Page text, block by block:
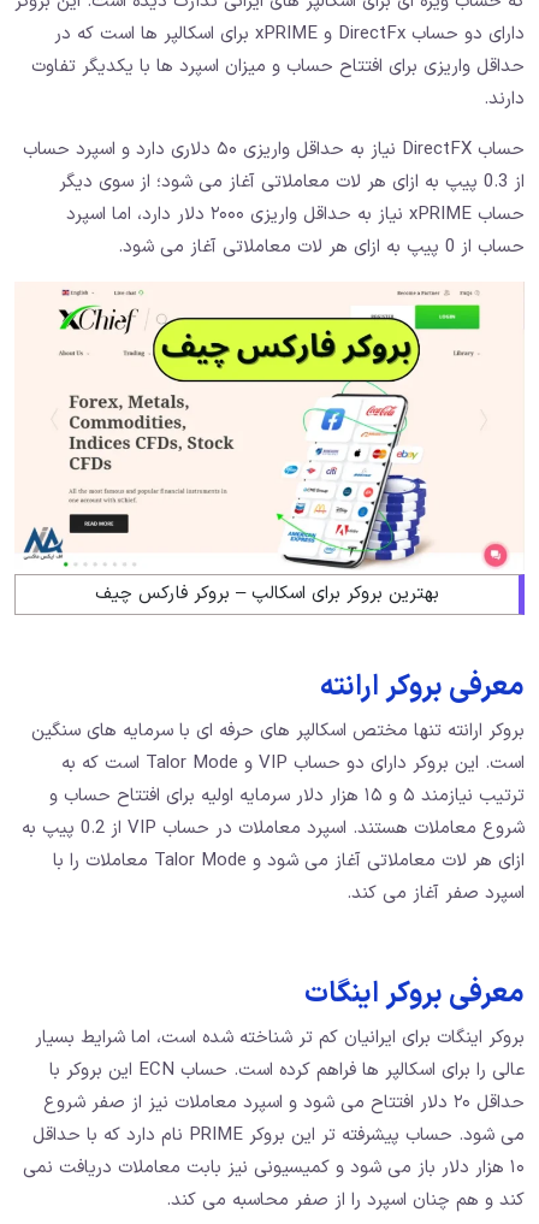
دارای دو حساب DirectFx و xPRIME برای اسکالپر ها است که در
حداقل واریزی برای افتتاح حساب و میزان اسپرد ها با یکدیگر تفاوت
دارند.
حساب DirectFX نیاز به حداقل واریزی ۵۰ دلاری دارد و اسپرد حساب
از 0.3 پیپ به ازای هر لات معاملاتی آغاز می شود؛ از سوی دیگر
حساب xPRIME نیاز به حداقل واریزی ۲۰۰۰ دلار دارد، اما اسپرد
حساب از 0 پیپ به ازای هر لات معاملاتی آغاز می شود.
بهترین بروکر برای اسکالپ – بروکر فارکس چیف
معرفی بروکر ارانته
بروکر ارانته تنها مختص اسکالپر های حرفه ای با سرمایه های سنگین
است. این بروکر دارای دو حساب VIP و Talor Mode است که به
ترتیب نیازمند ۵ و ۱۵ هزار دلار سرمایه اولیه برای افتتاح حساب و
شروع معاملات هستند. اسپرد معاملات در حساب VIP از 0.2 پیپ به
ازای هر لات معاملاتی آغاز می شود و Talor Mode معاملات را با
اسپرد صفر آغاز می کند.
معرفی بروکر اینگات
بروکر اینگات برای ایرانیان کم تر شناخته شده است، اما شرایط بسیار
عالی را برای اسکالپر ها فراهم کرده است. حساب ECN این بروکر با
حداقل ۲۰ دلار افتتاح می شود و اسپرد معاملات نیز از صفر شروع
می شود. حساب پیشرفته تر این بروکر PRIME نام دارد که با حداقل
۱۰ هزار دلار باز می شود و کمیسیونی نیز بابت معاملات دریافت نمی
کند و هم چنان اسپرد را از صفر محاسبه می کند.